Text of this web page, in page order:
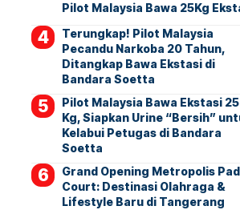
Pilot Malaysia Bawa 25Kg
Terungkap! Pilot Malaysia
Pecandu Narkoba 20 Tahun,
Ditangkap Bawa Ekstasi di
Bandara Soetta
Pilot Malaysia Bawa Ekstasi 25
Kg, Siapkan Urine “Bersih”
Kelabui Petugas di Bandara
Soetta
Grand Opening Metropolis
Court: Destinasi Olahraga &
Lifestyle Baru di Tangerang